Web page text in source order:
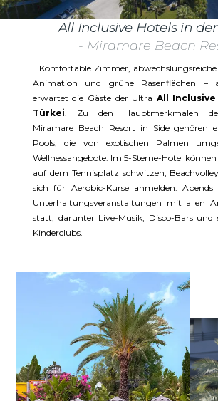
All Inclusive Hotels in
- Miramare Beach
Komfortable Zimmer,
Animation und grüne Rasenflächen –
erwartet die Gäste der Ultra All
Türkei . Zu den Hauptmerkmalen
Miramare Beach Resort in Side gehören
Pools, die von exotischen Palmen
Wellnessangebote. Im 5-Sterne-Hotel
auf dem Tennisplatz schwitzen,
sich für Aerobic-Kurse anmelden.
Unterhaltungsveranstaltungen mit allen
statt, darunter Live-Musik, Disco-Bars und
Kinderclubs.